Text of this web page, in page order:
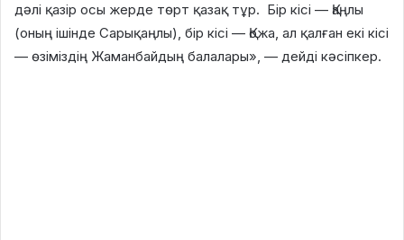
дәлі қазір осы жерде төрт қазақ тұр. Бір кісі — Қаңлы
(оның ішінде Сарықаңлы), бір кісі — Қожа, ал қалған екі кісі
— өзіміздің Жаманбайдың балалары», — дейді кәсіпкер.